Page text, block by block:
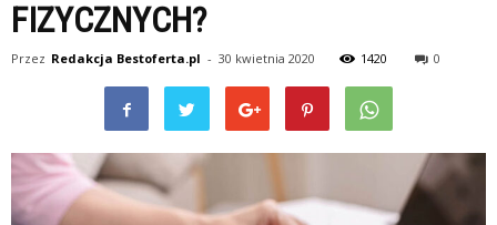
FIZYCZNYCH?
Przez Redakcja Bestoferta.pl - 30 kwietnia 2020 1420 0